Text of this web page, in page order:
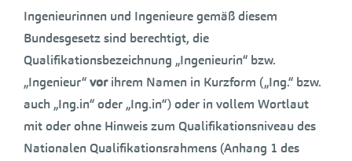
Ingenieurinnen und Ingenieure gemäß diesem
Bundesgesetz sind berechtigt, die
Qualifikationsbezeichnung „Ingenieurin“ bzw.
„Ingenieur“vorihrem Namen in Kurzform („Ing.“ bzw.
auch „Ing.in“ oder „Ing.in“) oder in vollem Wortlaut
mit oder ohne Hinweis zum Qualifikationsniveau des
Nationalen Qualifikationsrahmens (Anhang 1 des